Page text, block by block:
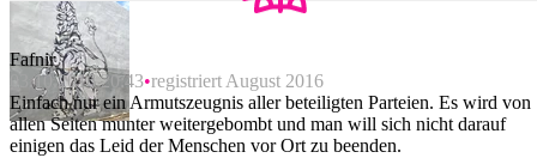
Fafnir
03.10.2016 20:43 registriert August 2016
Einfach nur ein Armutszeugnis aller beteiligten Parteien. Es wird von
allen Seiten munter weitergebombt und man will sich nicht darauf
einigen das Leid der Menschen vor Ort zu beenden.